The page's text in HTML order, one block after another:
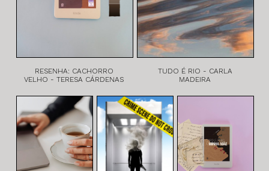
RESENHA: CACHORRO
VELHO - TERESA CÁRDENAS
TUDO É RIO - CARLA
MADEIRA